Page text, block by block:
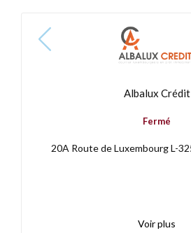
Albalux Crédit
Fermé
20A Route de Luxembourg L-
Voir plus